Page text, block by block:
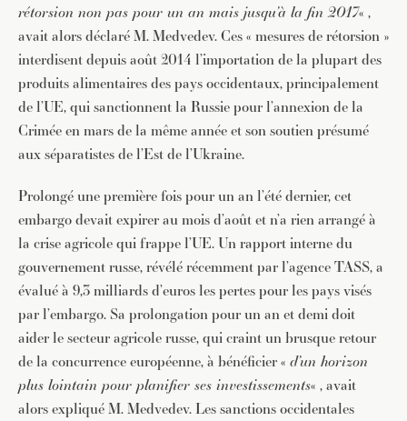
rétorsion non pas pour un an mais jusqu’à la fin 2017« ,
avait alors déclaré M. Medvedev. Ces « mesures de rétorsion »
interdisent depuis août 2014 l’importation de la plupart des
produits alimentaires des pays occidentaux, principalement
de l’UE, qui sanctionnent la Russie pour l’annexion de la
Crimée en mars de la même année et son soutien présumé
aux séparatistes de l’Est de l’Ukraine.
Prolongé une première fois pour un an l’été dernier, cet
embargo devait expirer au mois d’août et n’a rien arrangé à
la crise agricole qui frappe l’UE. Un rapport interne du
gouvernement russe, révélé récemment par l’agence TASS, a
évalué à 9,3 milliards d’euros les pertes pour les pays visés
par l’embargo. Sa prolongation pour un an et demi doit
aider le secteur agricole russe, qui craint un brusque retour
de la concurrence européenne, à bénéficier « d’un horizon
plus lointain pour planifier ses investissements« , avait
alors expliqué M. Medvedev. Les sanctions occidentales